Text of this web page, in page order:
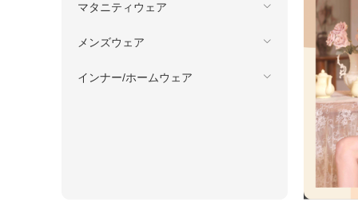
マタニティウェア
メンズウェア
インナー/ホームウェア